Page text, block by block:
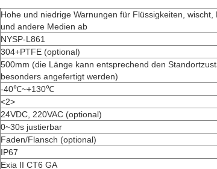
Hohe und niedrige Warnungen für Flüssigkeiten, wischt,
und andere Medien ab
NYSP-L861
304+PTFE (optional)
500mm (die Länge kann entsprechend den
besonders angefertigt werden)
-40℃~+130℃
<2>
24VDC, 220VAC (optional)
0~30s justierbar
Faden/Flansch (optional)
IP67
Exia II CT6 GA